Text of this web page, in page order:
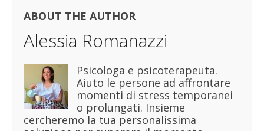
ABOUT THE AUTHOR
Alessia Romanazzi
Psicologa e psicoterapeuta.
Aiuto le persone ad affrontare
momenti di stress temporanei
o prolungati. Insieme
cercheremo la tua personalissima